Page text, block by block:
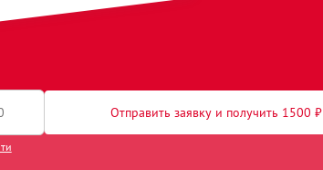
Отправить заявку и получить 1500 ₽